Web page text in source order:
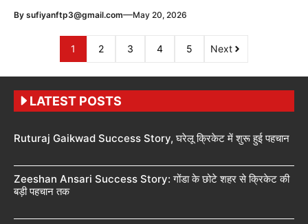
By sufiyanftp3@gmail.com—May 20, 2026
1 2 3 4 5 Next
LATEST POSTS
Ruturaj Gaikwad Success Story, घरेलू क्रिकेट में शुरू हुई पहचान
Zeeshan Ansari Success Story: गोंडा के छोटे शहर से क्रिकेट की
बड़ी पहचान तक